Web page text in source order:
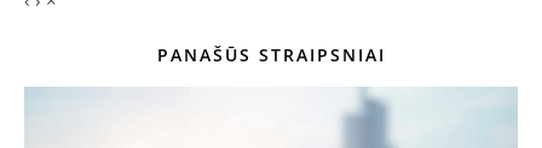
PANAŠŪS STRAIPSNIAI